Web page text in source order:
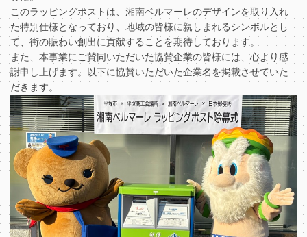
このラッピングポストは、湘南ベルマーレのデザインを取り入れ
た特別仕様となっており、地域の皆様に親しまれるシンボルとし
て、街の賑わい創出に貢献することを期待しております。
また、本事業にご賛同いただいた協賛企業の皆様には、心より感
謝申し上げます。以下に協賛いただいた企業名を掲載させていた
だきます。